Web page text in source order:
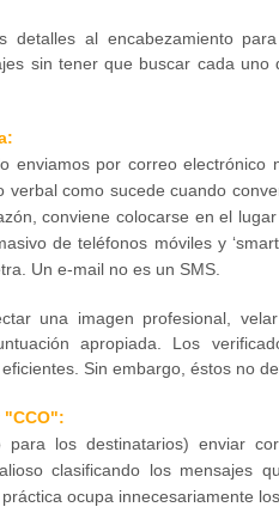
detalles al encabezamiento
sin tener que buscar cada
enviamos por correo
verbal como sucede cuando
conviene colocarse en el
de teléfonos móviles y
Un e-mail no es un SMS.
una imagen profesional,
apropiada. Los
Sin embargo, éstos no
"CCO":
los destinatarios) enviar
clasificando los mensajes
ocupa innecesariamente